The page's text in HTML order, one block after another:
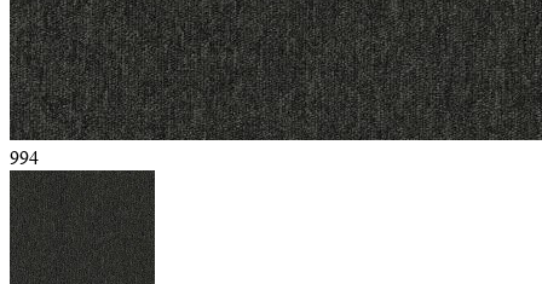
994